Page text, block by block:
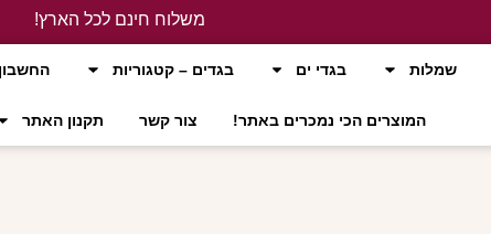
משלוח חינם לכל הארץ!
שמלות בגדי ים בגדים – קטגוריות
המוצרים הכי נמכרים באתר! צור קשר תקנון האתר